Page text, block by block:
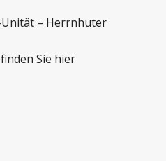
– Herrnhuter
Sie hier